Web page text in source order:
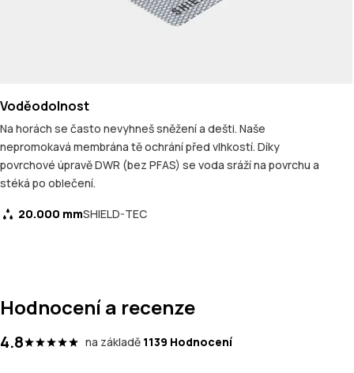
Voděodolnost
Na horách se často nevyhneš sněžení a dešti. Naše
nepromokavá membrána tě ochrání před vlhkostí. Díky
povrchové úpravě DWR (bez PFAS) se voda sráží na povrchu a
stéká po oblečení.
20.000 mmSHIELD-TEC
Hodnocení a recenze
4.8 na základě 1139 Hodnocení